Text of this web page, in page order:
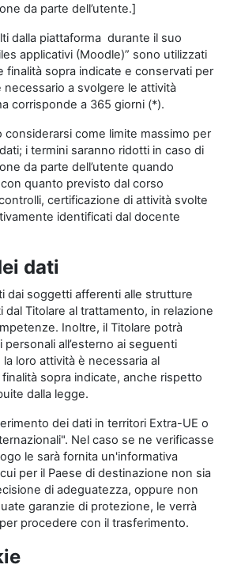
da parte dell’utente.]
dalla piattaforma durante il suo
applicativi (Moodle)” sono utilizzati
finalità sopra indicate e conservati per
a svolgere le attività
corrisponde a 365 giorni (*).
come limite massimo per
i termini saranno ridotti in caso di
da parte dell’utente quando
quanto previsto dal corso
certificazione di attività svolte
identificati dal docente
dati
dai soggetti afferenti alle strutture
dal Titolare al trattamento, in relazione
Inoltre, il Titolare potrà
all’esterno ai seguenti
loro attività è necessaria al
sopra indicate, anche rispetto
dalla legge.
dei dati in territori Extra-UE o
Nel caso se ne verificasse
le sarà fornita un'informativa
per il Paese di destinazione non sia
di adeguatezza, oppure non
garanzie di protezione, le verrà
procedere con il trasferimento.